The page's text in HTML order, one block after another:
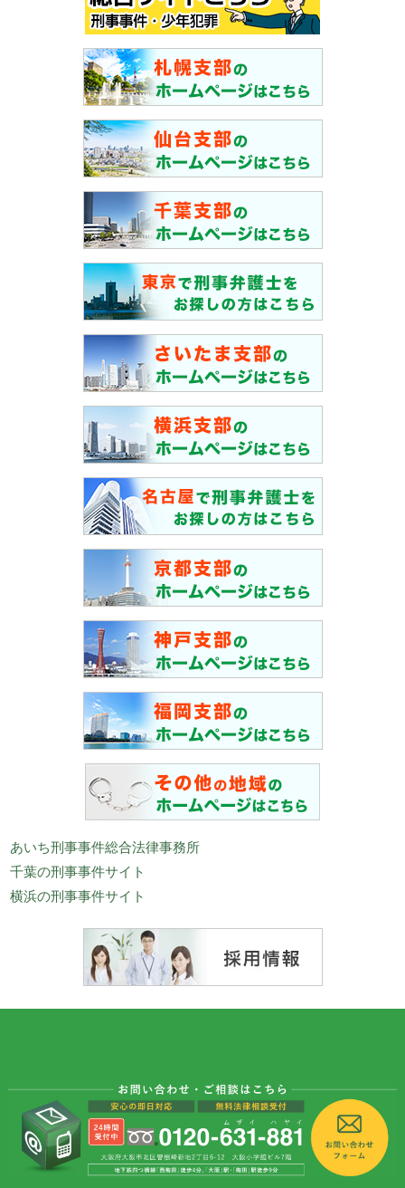
あいち刑事事件総合法律事務所
千葉の刑事事件サイト
横浜の刑事事件サイト